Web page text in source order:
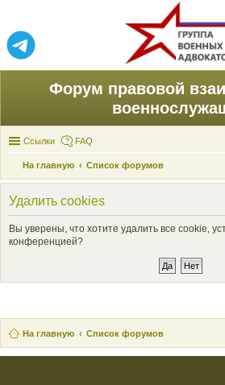
Форум правовой
Ссылки FAQ
На главную
Список форумов
Удалить cookies
Вы уверены, что хотите удалить все cookie,
конференцией?
На главную Список форумов